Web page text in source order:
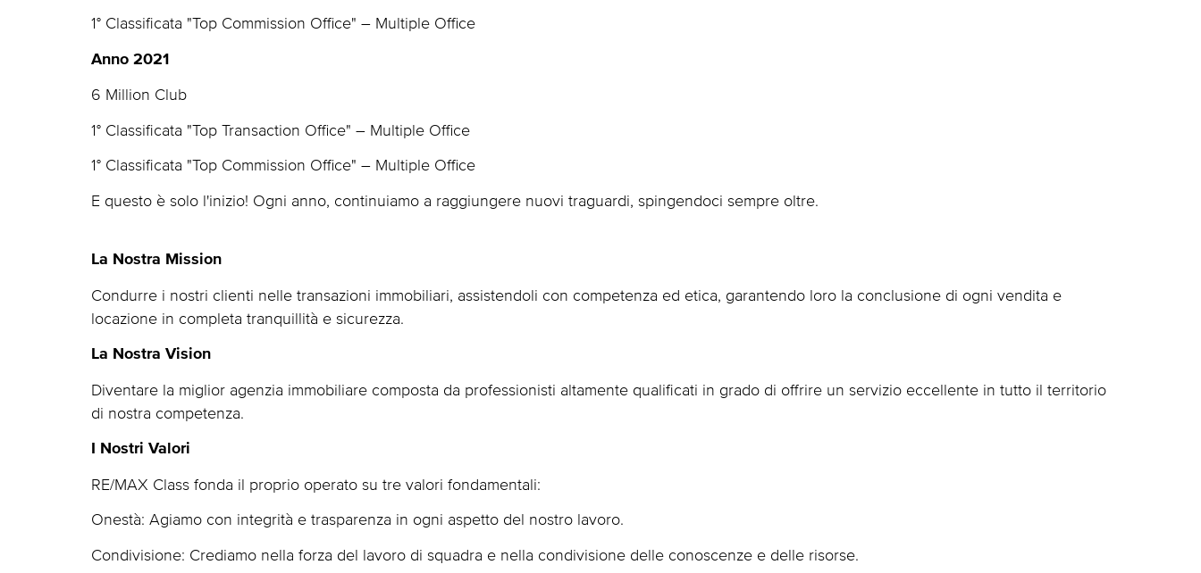
1° Classificata "Top Commission Office" – Multiple Office
Anno 2021
6 Million Club
1° Classificata "Top Transaction Office" – Multiple Office
1° Classificata "Top Commission Office" – Multiple Office
E questo è solo l'inizio! Ogni anno, continuiamo a raggiungere nuovi traguardi, spingendoci sempre oltre.
La Nostra Mission
Condurre i nostri clienti nelle transazioni immobiliari, assistendoli con competenza ed etica, garantendo loro la conclusione di ogni vendita e
locazione in completa tranquillità e sicurezza.
La Nostra Vision
Diventare la miglior agenzia immobiliare composta da professionisti altamente qualificati in grado di offrire un servizio eccellente in tutto il territorio
di nostra competenza.
I Nostri Valori
RE/MAX Class fonda il proprio operato su tre valori fondamentali:
Onestà: Agiamo con integrità e trasparenza in ogni aspetto del nostro lavoro.
Condivisione: Crediamo nella forza del lavoro di squadra e nella condivisione delle conoscenze e delle risorse.